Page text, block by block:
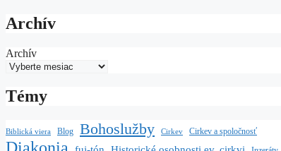
Archív
Archív
Témy
Biblická viera Blog Bohoslužby Cirkev Cirkev a spoločnosť